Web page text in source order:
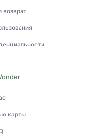
возврат
карты